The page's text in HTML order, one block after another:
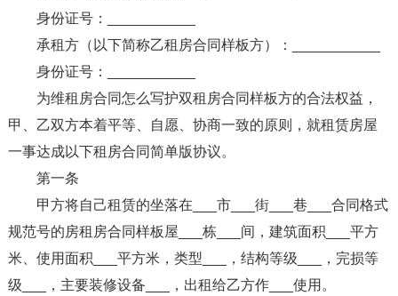
身份证号：___________
承租方（以下简称乙租房合同样板方）：___________
身份证号：___________
为维租房合同怎么写护双租房合同样板方的合法权益，
甲、乙双方本着平等、自愿、协商一致的原则，就租赁房屋
一事达成以下租房合同简单版协议。
第一条
甲方将自己租赁的坐落在___市___街___巷___合同格式
规范号的房租房合同样板屋___栋___间，建筑面积___平方
米、使用面积___平方米，类型___，结构等级___，完损等
级___，主要装修设备___，出租给乙方作___使用。